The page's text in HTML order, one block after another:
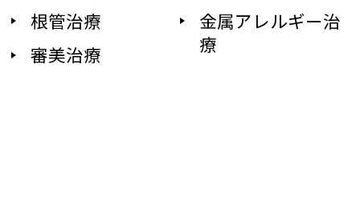
根管治療
審美治療
金属アレルギー治
療